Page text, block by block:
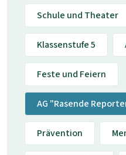
Schule und Theater
Klassenstufe 5
Feste und Feiern
AG "Rasende
Prävention